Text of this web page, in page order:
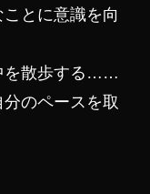
とに意識を向
を散歩する……
のペースを取